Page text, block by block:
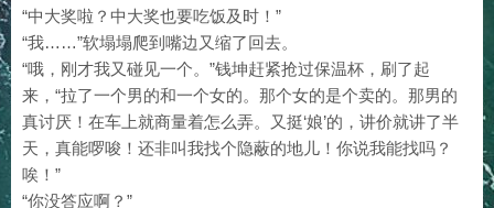
“中大奖啦？中大奖也要吃饭及时！”
“我……”软塌塌爬到嘴边又缩了回去。
“哦，刚才我又碰见一个。”钱坤赶紧抢过保温杯，刷了起
来，“拉了一个男的和一个女的。那个女的是个卖的。那男的
真讨厌！在车上就商量着怎么弄。又挺‘娘’的，讲价就讲了半
天，真能啰唆！还非叫我找个隐蔽的地儿！你说我能找吗？
唉！”
“你没答应啊？”